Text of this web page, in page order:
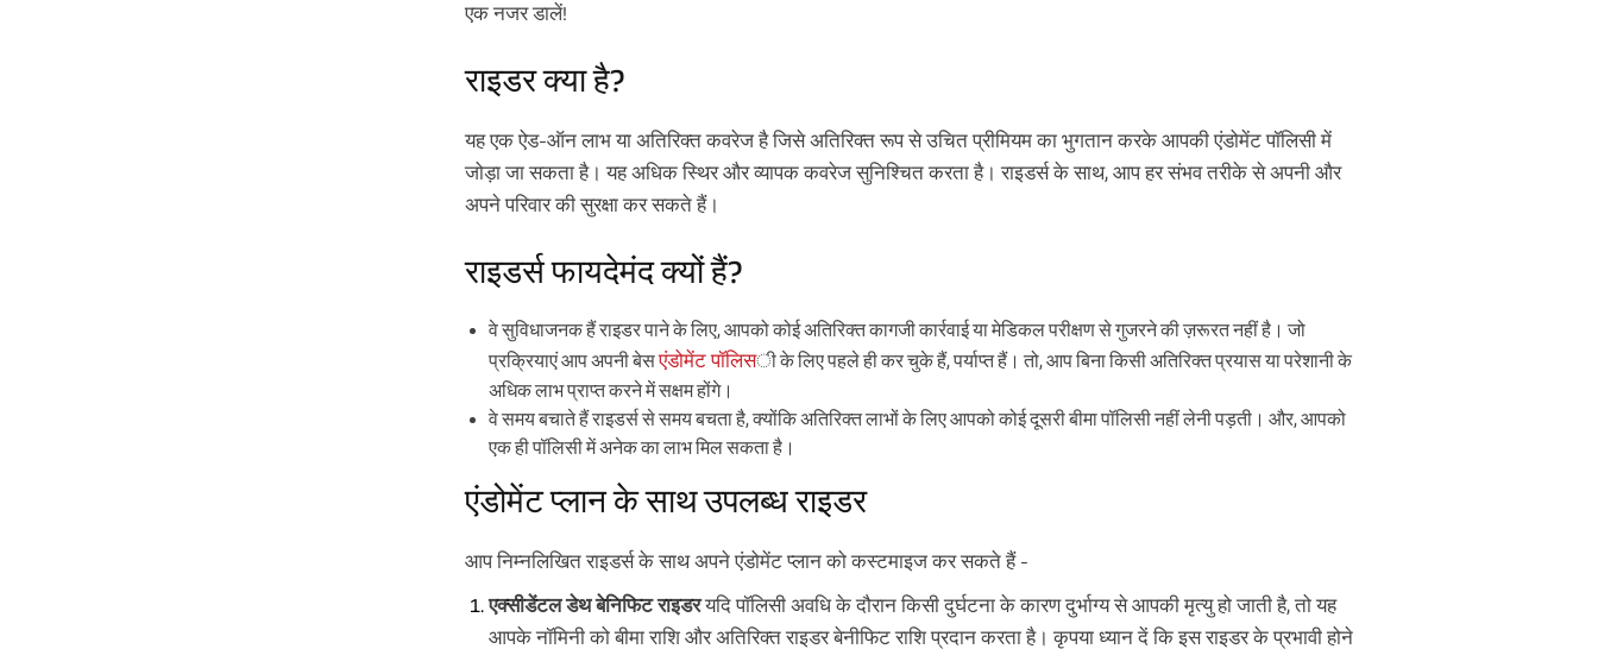
एक नजर डालें!
राइडर क्या है?
यह एक ऐड-ऑन लाभ या अतिरिक्त कवरेज है जिसे अतिरिक्त रूप से उचित प्रीमियम का भुगतान करके आपकी एंडोमेंट पॉलिसी में
जोड़ा जा सकता है। यह अधिक स्थिर और व्यापक कवरेज सुनिश्चित करता है। राइडर्स के साथ, आप हर संभव तरीके से अपनी और
अपने परिवार की सुरक्षा कर सकते हैं।
राइडर्स फायदेमंद क्यों हैं?
वे सुविधाजनक हैं राइडर पाने के लिए, आपको कोई अतिरिक्त कागजी कार्रवाई या मेडिकल परीक्षण से गुजरने की ज़रूरत नहीं है। जो
प्रक्रियाएं आप अपनी बेसएंडोमेंट पॉलिसी के लिए पहले ही कर चुके हैं, पर्याप्त हैं। तो, आप बिना किसी अतिरिक्त प्रयास या परेशानी के
अधिक लाभ प्राप्त करने में सक्षम होंगे।
वे समय बचाते हैं राइडर्स से समय बचता है, क्योंकि अतिरिक्त लाभों के लिए आपको कोई दूसरी बीमा पॉलिसी नहीं लेनी पड़ती। और, आपको
एक ही पॉलिसी में अनेक का लाभ मिल सकता है।
एंडोमेंट प्लान के साथ उपलब्ध राइडर
आप निम्नलिखित राइडर्स के साथ अपने एंडोमेंट प्लान को कस्टमाइज कर सकते हैं -
एक्सीडेंटल डेथ बेनिफिट राइडरयदि पॉलिसी अवधि के दौरान किसी दुर्घटना के कारण दुर्भाग्य से आपकी मृत्यु हो जाती है, तो यह
आपके नॉमिनी को बीमा राशि और अतिरिक्त राइडर बेनीफिट राशि प्रदान करता है। कृपया ध्यान दें कि इस राइडर के प्रभावी होने